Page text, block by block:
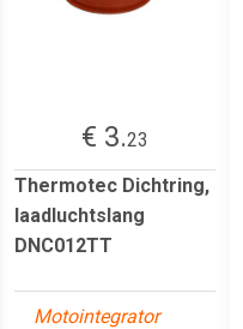
€ 3.23
Thermotec Dichtring,
laadluchtslang
DNC012TT
Motointegrator